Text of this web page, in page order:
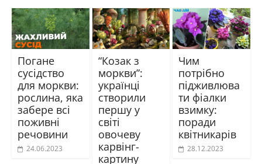
Погане
сусідство
для моркви:
рослина, яка
забере всі
поживні
речовини
24.06.2023
“Козак з
моркви”:
українці
створили
першу у
світі
овочеву
карвінг-
картину
Чим
потрібно
підживлюва
ти фіалки
взимку:
поради
квітникарів
28.12.2023